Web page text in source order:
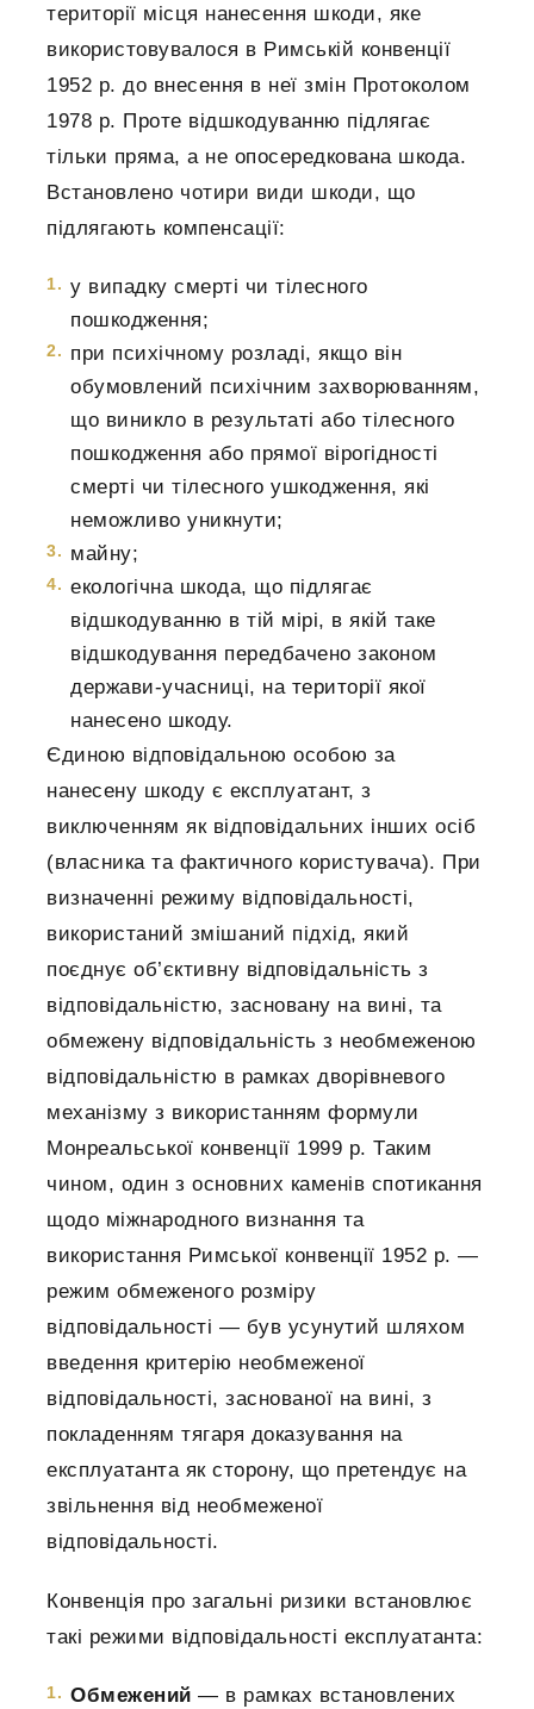
території місця нанесення шкоди, яке
використовувалося в Римській конвенції
1952 р. до внесення в неї змін Протоколом
1978 р. Проте відшкодуванню підлягає
тільки пряма, а не опосередкована шкода.
Встановлено чотири види шкоди, що
підлягають компенсації:
у випадку смерті чи тілесного
пошкодження;
при психічному розладі, якщо він
обумовлений психічним захворюванням,
що виникло в результаті або тілесного
пошкодження або прямої вірогідності
смерті чи тілесного ушкодження, які
неможливо уникнути;
майну;
екологічна шкода, що підлягає
відшкодуванню в тій мірі, в якій таке
відшкодування передбачено законом
держави-учасниці, на території якої
нанесено шкоду.
Єдиною відповідальною особою за
нанесену шкоду є експлуатант, з
виключенням як відповідальних інших осіб
(власника та фактичного користувача). При
визначенні режиму відповідальності,
використаний змішаний підхід, який
поєднує об’єктивну відповідальність з
відповідальністю, засновану на вині, та
обмежену відповідальність з необмеженою
відповідальністю в рамках дворівневого
механізму з використанням формули
Монреальської конвенції 1999 р. Таким
чином, один з основних каменів спотикання
щодо міжнародного визнання та
використання Римської конвенції 1952 р. —
режим обмеженого розміру
відповідальності — був усунутий шляхом
введення критерію необмеженої
відповідальності, заснованої на вині, з
покладенням тягаря доказування на
експлуатанта як сторону, що претендує на
звільнення від необмеженої
відповідальності.
Конвенція про загальні ризики встановлює
такі режими відповідальності експлуатанта:
Обмежений — в рамках встановлених